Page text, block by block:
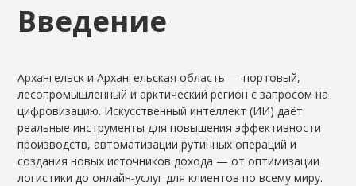
Введение
Архангельск и Архангельская область — портовый,
лесопромышленный и арктический регион с запросом на
цифровизацию. Искусственный интеллект (ИИ) даёт
реальные инструменты для повышения эффективности
производств, автоматизации рутинных операций и
создания новых источников дохода — от оптимизации
логистики до онлайн‑услуг для клиентов по всему миру.